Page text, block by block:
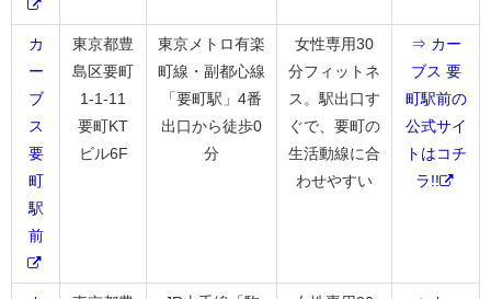
カ
ー
ブ
ス
要
町
駅
前
東京都豊
島区要町
1-1-11
要町KT
ビル6F
東京メトロ有楽
町線・副都心線
「要町駅」4番
出口から徒歩0
分
女性専用30
分フィットネ
ス。駅出口す
ぐで、要町の
生活動線に合
わせやすい
⇒ カー
ブス 要
町駅前の
公式サイ
トはコチ
ラ!!